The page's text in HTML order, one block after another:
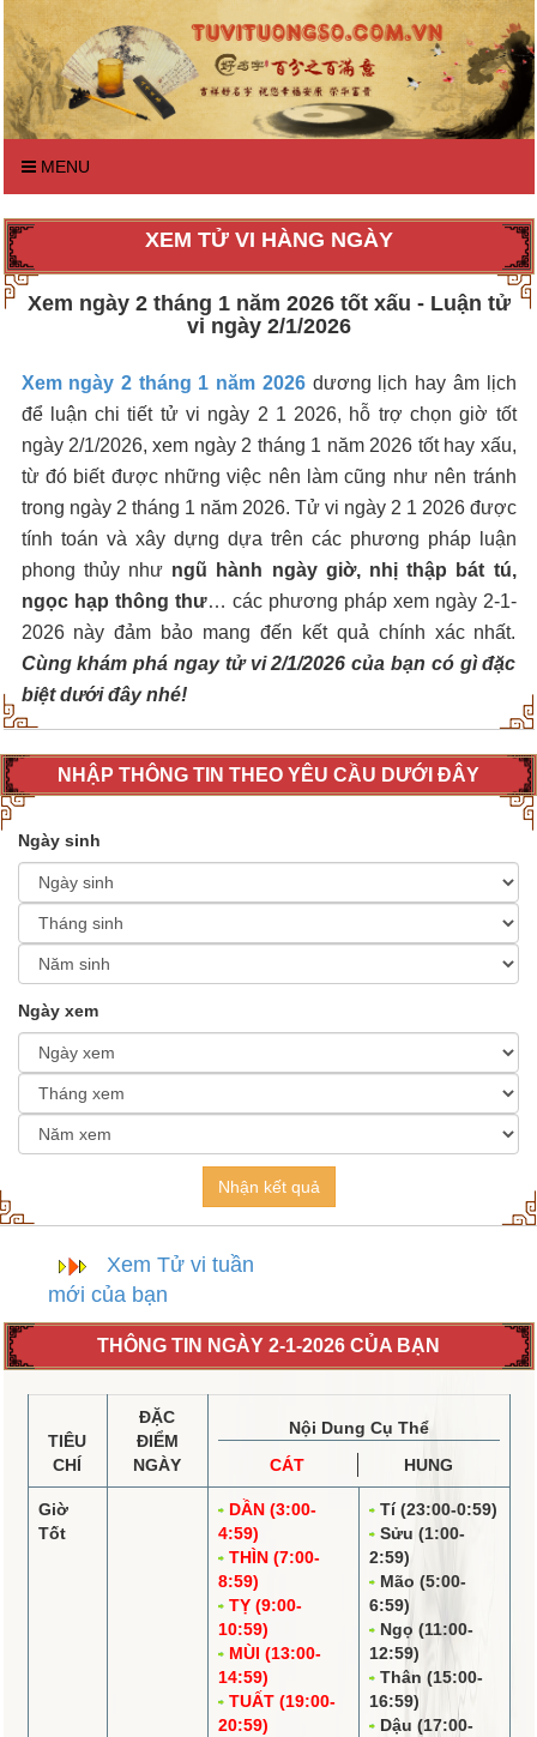
MENU
XEM TỬ VI HÀNG NGÀY
Xem ngày 2 tháng 1 năm 2026 tốt xấu - Luận tử
vi ngày 2/1/2026
Xem ngày 2 tháng 1 năm 2026dương lịch hay âm lịch
để luận chi tiết tử vi ngày 2 1 2026, hỗ trợ chọn giờ tốt
ngày 2/1/2026, xem ngày 2 tháng 1 năm 2026 tốt hay xấu,
từ đó biết được những việc nên làm cũng như nên tránh
trong ngày 2 tháng 1 năm 2026. Tử vi ngày 2 1 2026 được
tính toán và xây dựng dựa trên các phương pháp luận
phong thủy như ngũ hành ngày giờ, nhị thập bát tú,
ngọc hạp thông thư… các phương pháp xem ngày 2-1-
2026 này đảm bảo mang đến kết quả chính xác nhất.
Cùng khám phá ngay tử vi 2/1/2026 của bạn có gì đặc
biệt dưới đây nhé!
NHẬP THÔNG TIN THEO YÊU CẦU DƯỚI ĐÂY
Ngày sinh
Ngày xem
Nhận kết quả
Xem Tử vi tuần
mới của bạn
THÔNG TIN NGÀY 2-1-2026 CỦA BẠN
TIÊU
CHÍ
ĐẶC
ĐIỂM
NGÀY
Nội Dung Cụ Thể
CÁT
HUNG
Giờ
Tốt
DẦN (3:00-
4:59)
THÌN (7:00-
8:59)
TỴ (9:00-
10:59)
MÙI (13:00-
14:59)
TUẤT (19:00-
20:59)
Tí (23:00-0:59)
Sửu (1:00-
2:59)
Mão (5:00-
6:59)
Ngọ (11:00-
12:59)
Thân (15:00-
16:59)
Dậu (17:00-